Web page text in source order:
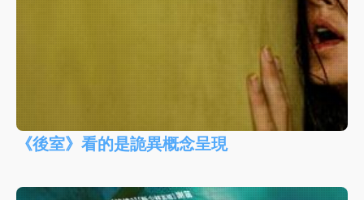
《後室》看的是詭異概念呈現